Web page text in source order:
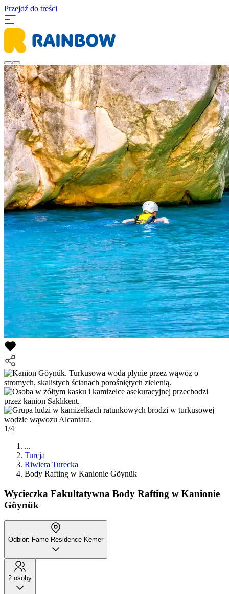
Przejdź do treści
1/4
...
Turcja
Riwiera Turecka
Body Rafting w Kanionie Göynük
Wycieczka Fakultatywna Body Rafting w Kanionie
Göynük
Odbiór: Fame Residence Kemer
2 osoby